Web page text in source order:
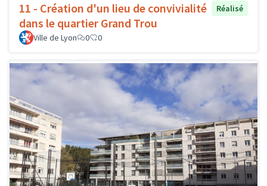
11 - Création d'un lieu de convivialité
dans le quartier Grand Trou
Réalisé
Ville de Lyon 0 0